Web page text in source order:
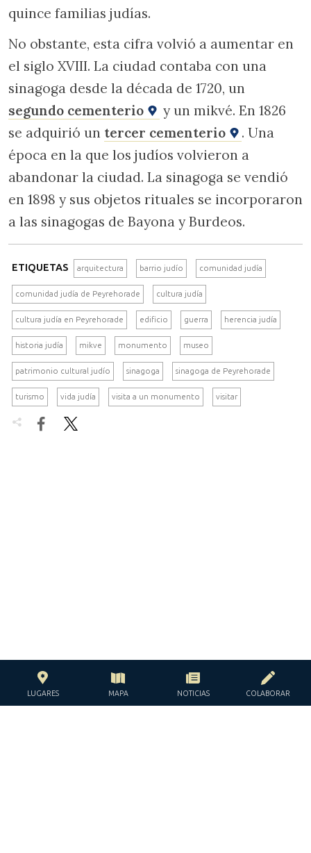
quince familias judías.
No obstante, esta cifra volvió a aumentar en
el siglo XVIII. La ciudad contaba con una
sinagoga desde la década de 1720, un
segundo cementerio
y un mikvé. En 1826
se adquirió un tercer cementerio
. Una
época en la que los judíos volvieron a
abandonar la ciudad. La sinagoga se vendió
en 1898 y sus objetos rituales se incorporaron
a las sinagogas de Bayona y Burdeos.
ETIQUETAS arquitectura barrio judío comunidad judía
comunidad judía de Peyrehorade cultura judía
cultura judía en Peyrehorade edificio guerra herencia judía
historia judía mikve monumento museo
patrimonio cultural judío sinagoga sinagoga de Peyrehorade
turismo vida judía visita a un monumento visitar
 
LUGARES MAPA NOTICIAS COLABORAR